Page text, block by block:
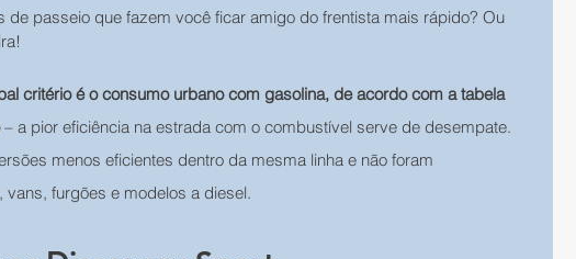
de passeio que fazem você ficar amigo do frentista mais rápido? Ou
critério é o consumo urbano com gasolina, de acordo com a tabela
– a pior eficiência na estrada com o combustível serve de desempate.
menos eficientes dentro da mesma linha e não foram
furgões e modelos a diesel.